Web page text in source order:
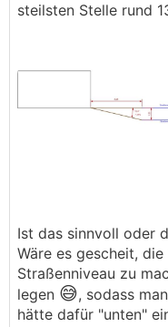
Ich seh da schon
Du musst ja auch
ausrunden.
Längenprofil
15%
Längsneigung oder
Bei 15° (knapp
gesagt überlegen
bauen will. Das ist
steilsten Stelle rund
Ist das sinnvoll oder
Wäre es gescheit,
Straßenniveau zu
legen 😅, sodass
hätte dafür "unten"